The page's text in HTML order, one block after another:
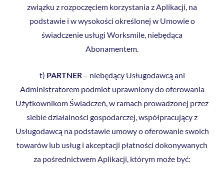
związku z rozpoczęciem korzystania z Aplikacji, na
podstawie i w wysokości określonej w Umowie o
świadczenie usługi Worksmile, niebędąca
Abonamentem.
t) PARTNER– niebędący Usługodawcą ani
Administratorem podmiot uprawniony do oferowania
Użytkownikom Świadczeń, w ramach prowadzonej przez
siebie działalności gospodarczej, współpracujący z
Usługodawcą na podstawie umowy o oferowanie swoich
towarów lub usług i akceptacji płatności dokonywanych
za pośrednictwem Aplikacji, którym może być: